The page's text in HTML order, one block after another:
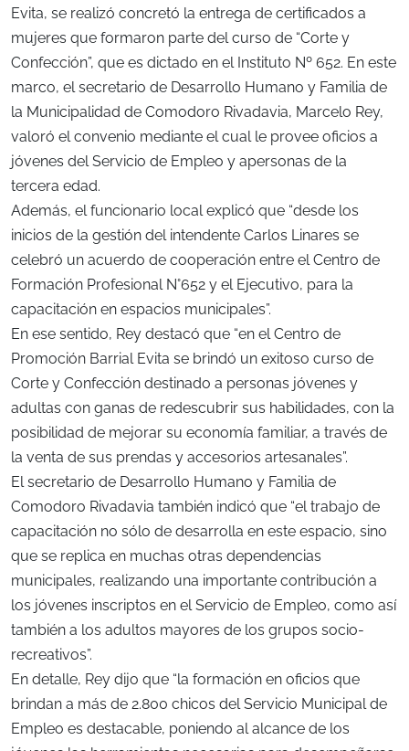
Evita, se realizó concretó la entrega de certificados a
mujeres que formaron parte del curso de “Corte y
Confección”, que es dictado en el Instituto Nº 652. En este
marco, el secretario de Desarrollo Humano y Familia de
la Municipalidad de Comodoro Rivadavia, Marcelo Rey,
valoró el convenio mediante el cual le provee oficios a
jóvenes del Servicio de Empleo y apersonas de la
tercera edad.
Además, el funcionario local explicó que “desde los
inicios de la gestión del intendente Carlos Linares se
celebró un acuerdo de cooperación entre el Centro de
Formación Profesional N°652 y el Ejecutivo, para la
capacitación en espacios municipales”.
En ese sentido, Rey destacó que “en el Centro de
Promoción Barrial Evita se brindó un exitoso curso de
Corte y Confección destinado a personas jóvenes y
adultas con ganas de redescubrir sus habilidades, con la
posibilidad de mejorar su economía familiar, a través de
la venta de sus prendas y accesorios artesanales”.
El secretario de Desarrollo Humano y Familia de
Comodoro Rivadavia también indicó que “el trabajo de
capacitación no sólo de desarrolla en este espacio, sino
que se replica en muchas otras dependencias
municipales, realizando una importante contribución a
los jóvenes inscriptos en el Servicio de Empleo, como así
también a los adultos mayores de los grupos socio-
recreativos”.
En detalle, Rey dijo que “la formación en oficios que
brindan a más de 2.800 chicos del Servicio Municipal de
Empleo es destacable, poniendo al alcance de los